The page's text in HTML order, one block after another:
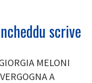
scrive
MELONI
A